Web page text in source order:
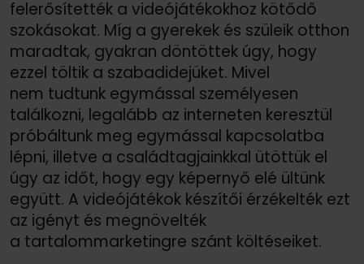
felerősítették a videójátékokhoz kötődő
szokásokat. Míg a gyerekek és szüleik otthon
maradtak, gyakran döntöttek úgy, hogy
ezzel töltik a szabadidejüket. Mivel
nem tudtunk egymással személyesen
találkozni, legalább az interneten keresztül
próbáltunk meg egymással kapcsolatba
lépni, illetve a családtagjainkkal ütöttük el
úgy az időt, hogy egy képernyő elé ültünk
együtt. A videójátékok készítői érzékelték ezt
az igényt és megnövelték
a tartalommarketingre szánt költéseiket.